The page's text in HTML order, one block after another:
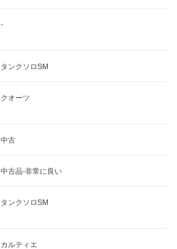
-
タンクソロSM
クオーツ
中古
中古品-非常に良い
タンクソロSM
カルティエ